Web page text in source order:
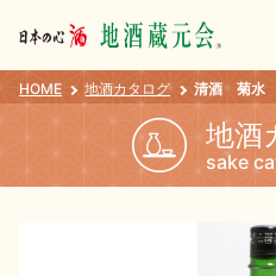
会員登録
HOME 地酒カタログ 清酒 菊水
地酒
sake